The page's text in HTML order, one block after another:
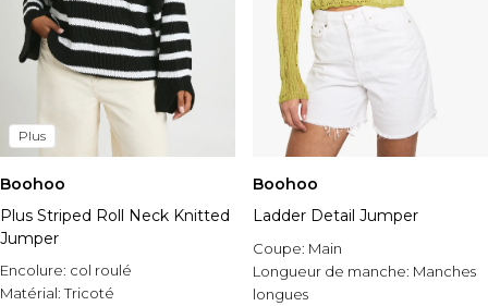
Plus
Boohoo
Plus Striped Roll Neck Knitted
Jumper
Encolure: col roulé
Matérial:Tricoté
Boohoo
Ladder Detail Jumper
Coupe: Main
Longueur de manche: Manches
longues